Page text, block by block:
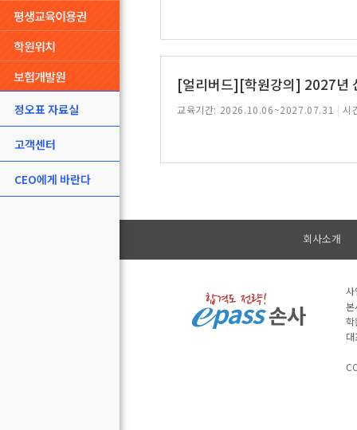
정오표 자료실
고객센터
CEO에게 바란다
[얼리버드][학원강의] 2027년
교육기간: 2026.10.06~2027.07.31 | 시
회사소개